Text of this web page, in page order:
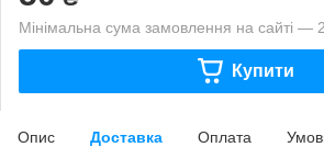
Мінімальна сума замовлення на сайті —
Купити
Опис Доставка Оплата